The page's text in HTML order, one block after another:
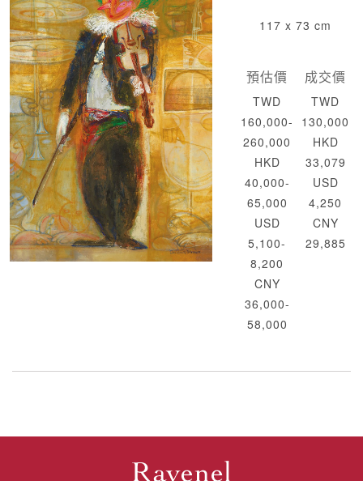
117 x 73 cm
預估價
TWD
160,000-
260,000
HKD
40,000-
65,000
USD
5,100-
8,200
CNY
36,000-
58,000
成交價
TWD
130,000
HKD
33,079
USD
4,250
CNY
29,885